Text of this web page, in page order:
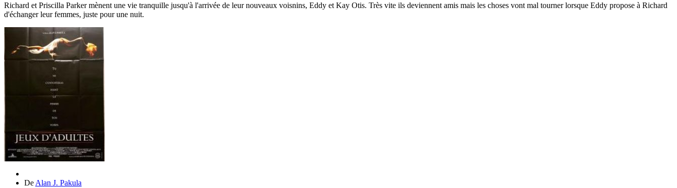
Richard et Priscilla Parker mènent une vie tranquille jusqu'à l'arrivée de leur nouveaux voisnins, Eddy et Kay Otis. Très vite ils deviennent amis mais les choses vont mal tourner lorsque Eddy propose à Richard
d'échanger leur femmes, juste pour une nuit.
De Alan J. Pakula